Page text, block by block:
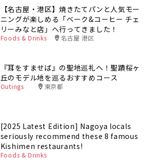
【名古屋・港区】焼きたてパンと人気モー
ニングが楽しめる「ベーク&コーヒー チェ
リーみなと店」へ行ってきました！
Foods & Drinks 名古屋 港区
『耳をすませば』の聖地巡礼へ！聖蹟桜ヶ
丘のモデル地を巡るおすすめコース
Outings 東京都
[2025 Latest Edition] Nagoya locals
seriously recommend these 8 famous
Kishimen restaurants!
Foods & Drinks